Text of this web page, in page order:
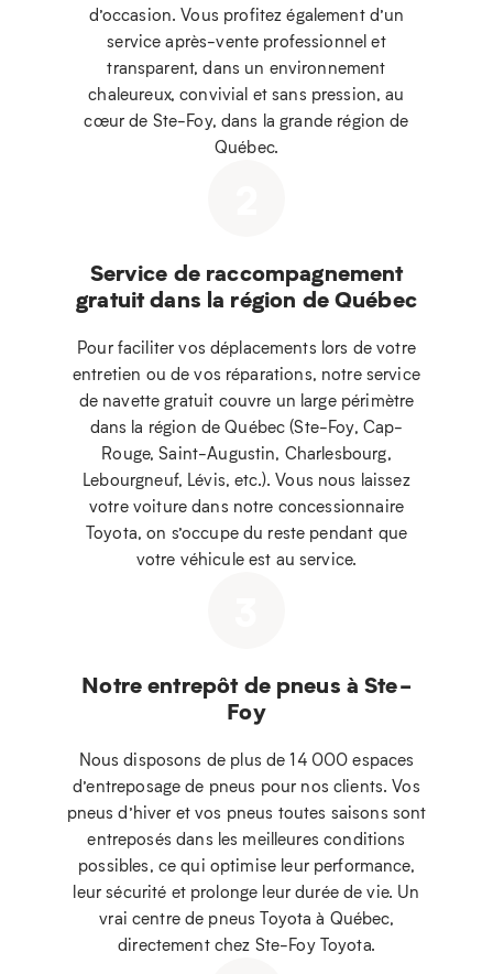
d’occasion. Vous profitez également d’un
service après-vente professionnel et
transparent, dans un environnement
chaleureux, convivial et sans pression, au
cœur de Ste-Foy, dans la grande région de
Québec.
Service de raccompagnement
gratuit dans la région de Québec
Pour faciliter vos déplacements lors de votre
entretien ou de vos réparations, notre service
de navette gratuit couvre un large périmètre
dans la région de Québec (Ste-Foy, Cap-
Rouge, Saint-Augustin, Charlesbourg,
Lebourgneuf, Lévis, etc.). Vous nous laissez
votre voiture dans notre concessionnaire
Toyota, on s’occupe du reste pendant que
votre véhicule est au service.
Notre entrepôt de pneus à Ste-
Foy
Nous disposons de plus de 14 000 espaces
d’entreposage de pneus pour nos clients. Vos
pneus d’hiver et vos pneus toutes saisons sont
entreposés dans les meilleures conditions
possibles, ce qui optimise leur performance,
leur sécurité et prolonge leur durée de vie. Un
vrai centre de pneus Toyota à Québec,
directement chez Ste-Foy Toyota.